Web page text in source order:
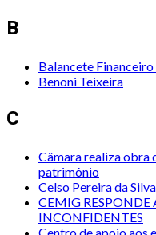
B
Balancete
Benoni Teixeira
C
Câmara realiza obra
patrimônio
Celso Pereira da Silva
CEMIG RESPONDE
INCONFIDENTES